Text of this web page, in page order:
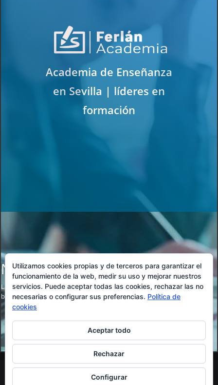
Academia de Enseñanza
en Sevilla | líderes en
formación
No se encontraron resultados
La página solicitada no pudo encontrarse. Trate de perfeccionar su
búsqueda o utilice la navegación para localizar la entrada.
© Academia Ferlán 2026 - Plaza de San Agustín nº9
Utilizamos cookies propias y de terceros para garantizar el
funcionamiento de la web, medir su uso y mejorar nuestros
servicios. Puede aceptar todas las cookies, rechazar las no
necesarias o configurar sus preferencias. Política de
cookies
Aceptar todo
Rechazar
Configurar